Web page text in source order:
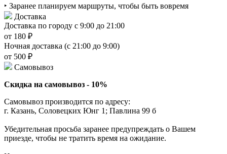
‣ Заранее планируем маршруты, чтобы быть вовремя
Доставка
Доставка по городу с 9:00 до 21:00
от 180 ₽
Ночная доставка (с 21:00 до 9:00)
от 500 ₽
Самовывоз
Скидка на самовывоз - 10%
Самовывоз производится по адресу:
г. Казань, Соловецких Юнг 1; Павлина 99 б
Убедительная просьба заранее предупреждать о Вашем
приезде, чтобы не тратить время на ожидание.